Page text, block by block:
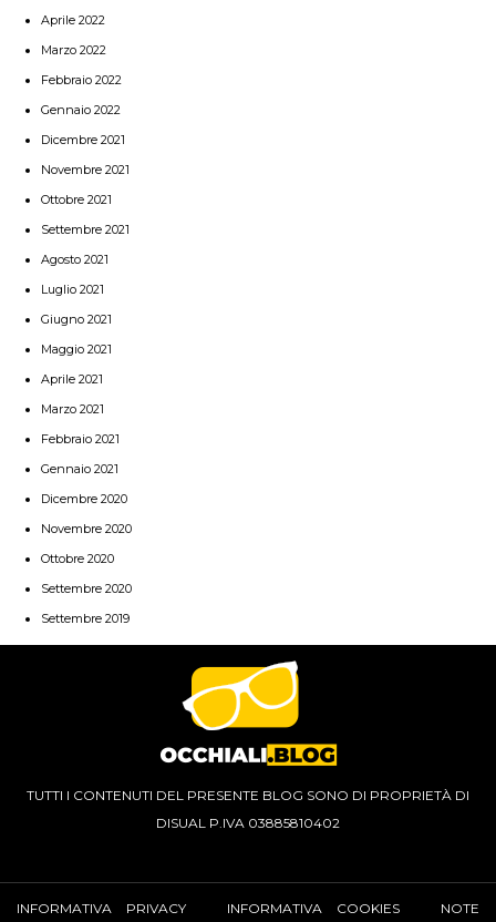
Aprile 2022
Marzo 2022
Febbraio 2022
Gennaio 2022
Dicembre 2021
Novembre 2021
Ottobre 2021
Settembre 2021
Agosto 2021
Luglio 2021
Giugno 2021
Maggio 2021
Aprile 2021
Marzo 2021
Febbraio 2021
Gennaio 2021
Dicembre 2020
Novembre 2020
Ottobre 2020
Settembre 2020
Settembre 2019
TUTTI I CONTENUTI DEL PRESENTE BLOG SONO DI PROPRIETÀ DI
DISUAL P.IVA 03885810402
INFORMATIVA PRIVACY INFORMATIVA COOKIES NOTE